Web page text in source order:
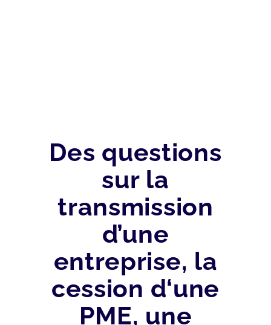
Des questions
sur la
transmission
d’une
entreprise, la
cession d‘une
PME, une